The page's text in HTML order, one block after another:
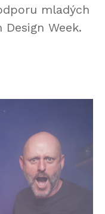
mladých
Week.